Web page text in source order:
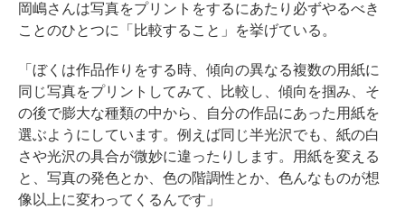
岡嶋さんは写真をプリントをするにあたり必ずやるべき
ことのひとつに「比較すること」を挙げている。
「ぼくは作品作りをする時、傾向の異なる複数の用紙に
同じ写真をプリントしてみて、比較し、傾向を掴み、そ
の後で膨大な種類の中から、自分の作品にあった用紙を
選ぶようにしています。例えば同じ半光沢でも、紙の白
さや光沢の具合が微妙に違ったりします。用紙を変える
と、写真の発色とか、色の階調性とか、色んなものが想
像以上に変わってくるんです」